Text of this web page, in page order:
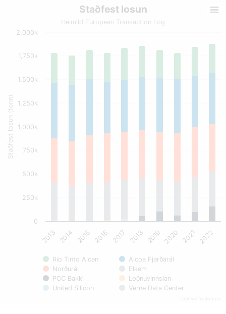
Staðfest losun (tonn)
Staðfest losun
Heimild: European Transaction Log
Rio Tinto Alcan
Alcoa Fjarðarál
Norðurál
Elkem
PCC Bakki
Loðnuvinnslan
United Silicon
Verne Data Center
2013 2014 2015 2016 2017 2018 2019 2020 2021 2022
0
250k
500k
750k
1,000k
1,250k
1,500k
1,750k
2,000k